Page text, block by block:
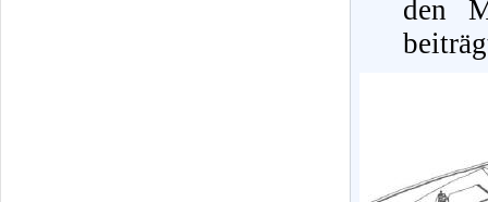
den